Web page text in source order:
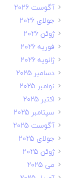
آگوست 2026
جولای 2026
ژوئن 2026
فوریه 2026
ژانویه 2026
دسامبر 2025
نوامبر 2025
اکتبر 2025
سپتامبر 2025
آگوست 2025
جولای 2025
ژوئن 2025
می 2025